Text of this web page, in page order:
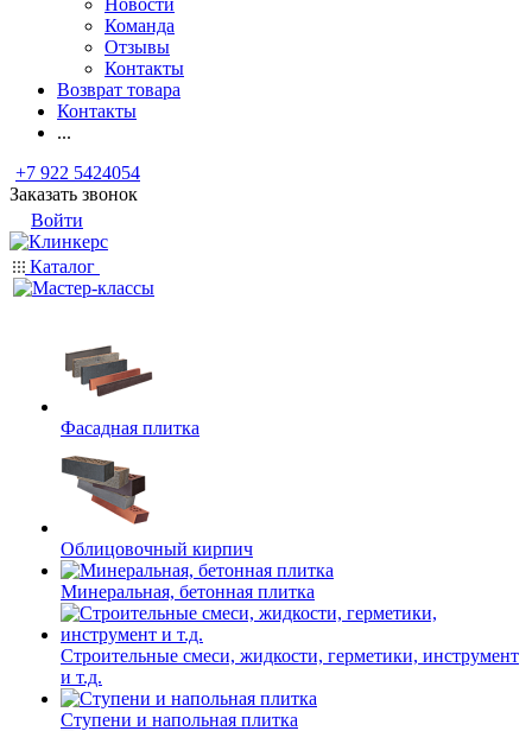
Новости
Команда
Отзывы
Контакты
Возврат товара
Контакты
...
+7 922 5424054
Заказать звонок
Войти
Каталог
Фасадная плитка
Облицовочный кирпич
Минеральная, бетонная плитка
Строительные смеси, жидкости, герметики, инструмент
и т.д.
Ступени и напольная плитка